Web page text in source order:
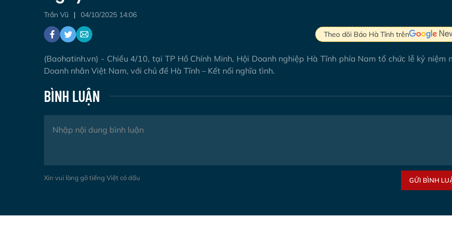
Trần Vũ 04/10/2025 14:06
Theo dõi Báo Hà Tĩnh trên
(Baohatinh.vn) - Chiều 4/10, tại TP Hồ Chính Minh, Hội Doanh nghiệp Hà Tĩnh phía Nam tổ chức lễ kỷ niệm
Doanh nhân Việt Nam, với chủ đề Hà Tĩnh – Kết nối nghĩa tình.
BÌNH LUẬN
Xin vui lòng gõ tiếng Việt có dấu GỬI BÌNH